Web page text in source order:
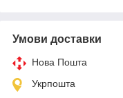
Умови доставки
Нова Пошта
Укрпошта